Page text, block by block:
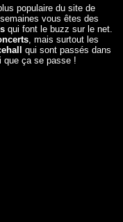
populaire du site de
vous êtes des
qui font le buzz sur le net.
, mais surtout les
qui sont passés dans
que ça se passe !